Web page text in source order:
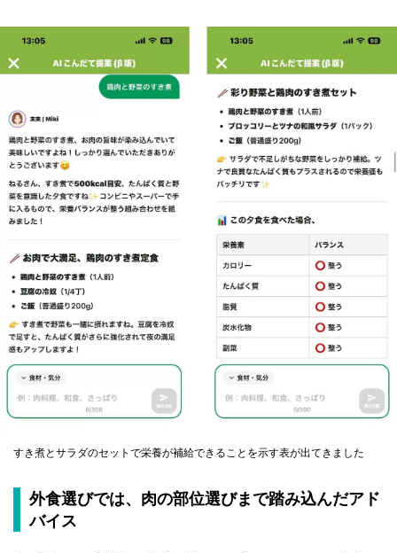
すき煮とサラダのセットで栄養が補給できることを示す表が出てきました
外食選びでは、肉の部位選びまで踏み込んだアド
バイス